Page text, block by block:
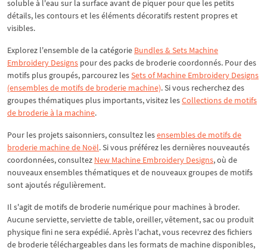
soluble à l'eau sur la surface avant de piquer pour que les petits
détails, les contours et les éléments décoratifs restent propres et
visibles.
Explorez l'ensemble de la catégorie Bundles & Sets Machine
Embroidery Designs pour des packs de broderie coordonnés. Pour des
motifs plus groupés, parcourez lesSets of Machine Embroidery Designs
(ensembles de motifs de broderie machine). Si vous recherchez des
groupes thématiques plus importants, visitez lesCollections de motifs
de broderie à la machine.
Pour les projets saisonniers, consultez lesensembles de motifs de
broderie machine de Noël. Si vous préférez les dernières nouveautés
coordonnées, consultez New Machine Embroidery Designs, où de
nouveaux ensembles thématiques et de nouveaux groupes de motifs
sont ajoutés régulièrement.
Il s'agit de motifs de broderie numérique pour machines à broder.
Aucune serviette, serviette de table, oreiller, vêtement, sac ou produit
physique fini ne sera expédié. Après l'achat, vous recevrez des fichiers
de broderie téléchargeables dans les formats de machine disponibles,